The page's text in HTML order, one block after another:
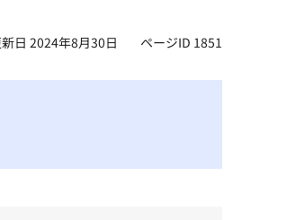
日 2024年8月30日 ページID 1851